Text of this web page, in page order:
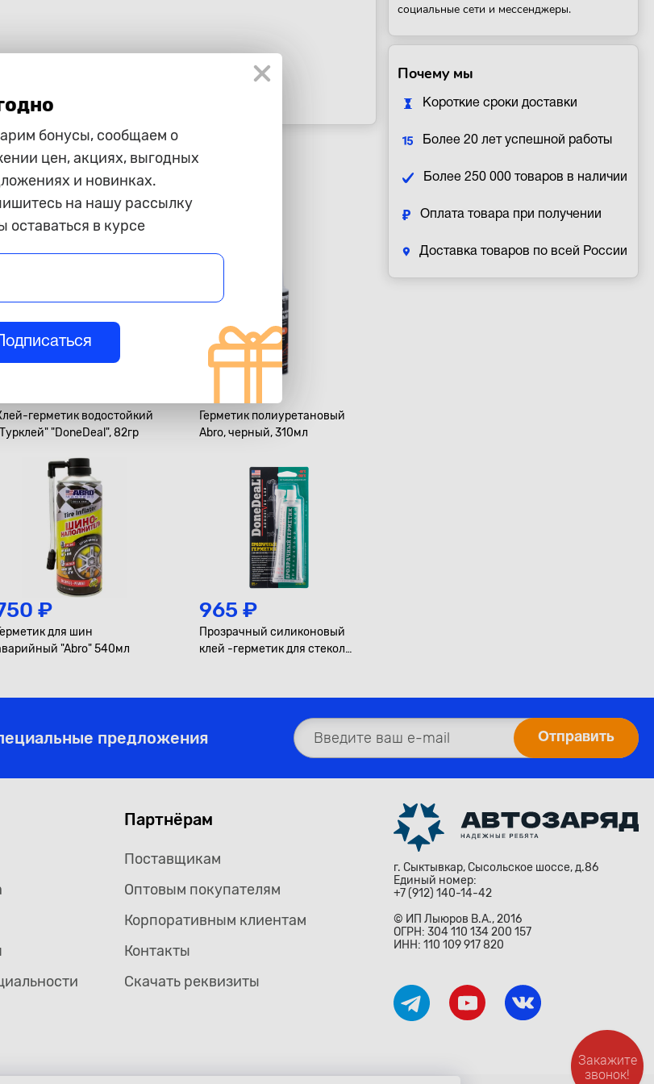
герметик водостойкий
"DoneDeal", 82гр
Герметик полиуретановый
Abro, черный, 310мл
₽
для шин
"Abro" 540мл
965 ₽
Прозрачный силиконовый
клей -герметик для стекол
социальные сети и мессенджеры.
Почему мы
Короткие сроки доставки
Более 20 лет успешной работы
Более 250 000 товаров в наличии
Оплата товара при получении
Доставка товаров по всей России
предложения
Партнёрам
Поставщикам
Оптовым покупателям
Корпоративным клиентам
Контакты
Скачать реквизиты
г. Сыктывкар, Сысольское шоссе, д.86
Единый номер:
+7 (912) 140-14-42
© ИП Лыюров В.А., 2016
ОГРН: 304 110 134 200 157
ИНН: 110 109 917 820
бонусы, сообщаем о
цен, акциях, выгодных
и новинках.
на нашу рассылку
оставаться в курсе
Подписаться
Закажите
звонок!